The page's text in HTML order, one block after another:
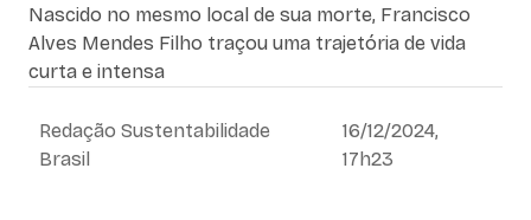
Nascido no mesmo local de sua morte, Francisco
Alves Mendes Filho traçou uma trajetória de vida
curta e intensa
Redação Sustentabilidade
Brasil
16/12/2024,
17h23